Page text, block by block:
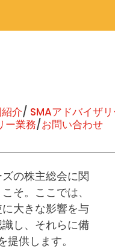
介/ SMAアドバイザ
ー業務/お問い合わせ
の株主総会に関
そ。ここでは、
大きな影響を与
し、それらに備
供します。